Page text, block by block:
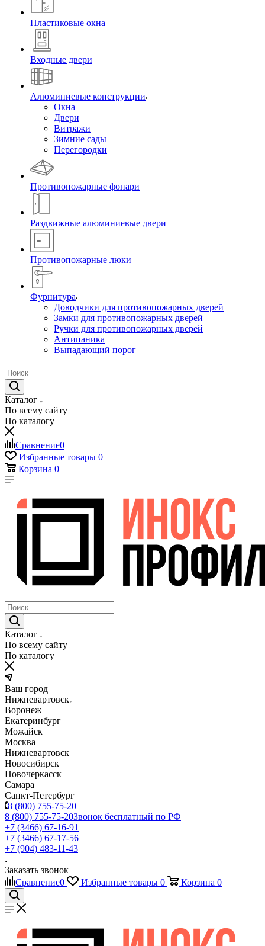
Пластиковые окна
Входные двери
Алюминиевые конструкции
Окна
Двери
Витражи
Зимние сады
Перегородки
Противопожарные фонари
Раздвижные алюминиевые двери
Противопожарные люки
Фурнитура
Доводчики для противопожарных дверей
Замки для противопожарных дверей
Ручки для противопожарных дверей
Антипаника
Выпадающий порог
Каталог
По всему сайту
По каталогу
Сравнение0
Избранные товары 0
Корзина 0
Каталог
По всему сайту
По каталогу
Ваш город
Нижневартовск
Воронеж
Екатеринбург
Можайск
Москва
Нижневартовск
Новосибирск
Новочеркасск
Самара
Санкт-Петербург
8 (800) 755-75-20
8 (800) 755-75-20Звонок бесплатный по РФ
+7 (3466) 67-16-91
+7 (3466) 67-17-56
+7 (904) 483-11-43
Заказать звонок
Сравнение0 Избранные товары 0 Корзина 0